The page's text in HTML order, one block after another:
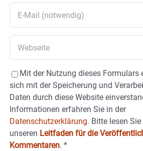
Mit der Nutzung dieses Formulars
sich mit der Speicherung und
Daten durch diese Website
Informationen erfahren Sie in der
Datenschutzerklärung. Bitte lesen
unseren Leitfaden für die
Kommentaren. *